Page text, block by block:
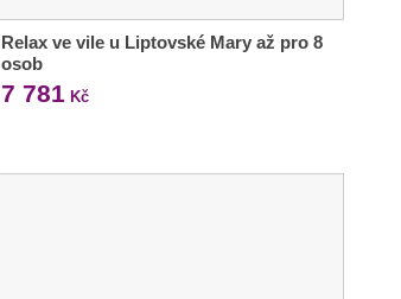
Relax ve vile u Liptovské Mary až pro 8
osob
7 781 Kč